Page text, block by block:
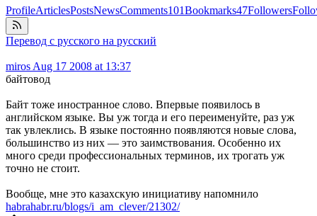
ProfileArticlesPostsNewsComments101Bookmarks47Followers
Перевод с русского на русский
miros Aug 17 2008 at 13:37
байтовод
Байт тоже иностранное слово. Впервые появилось в
английском языке. Вы уж тогда и его переименуйте, раз уж
так увлеклись. В языке постоянно появляются новые слова,
большинство из них — это заимствования. Особенно их
много среди профессиональных терминов, их трогать уж
точно не стоит.
Вообще, мне это казахскую инициативу напомнило
habrahabr.ru/blogs/i_am_clever/21302/